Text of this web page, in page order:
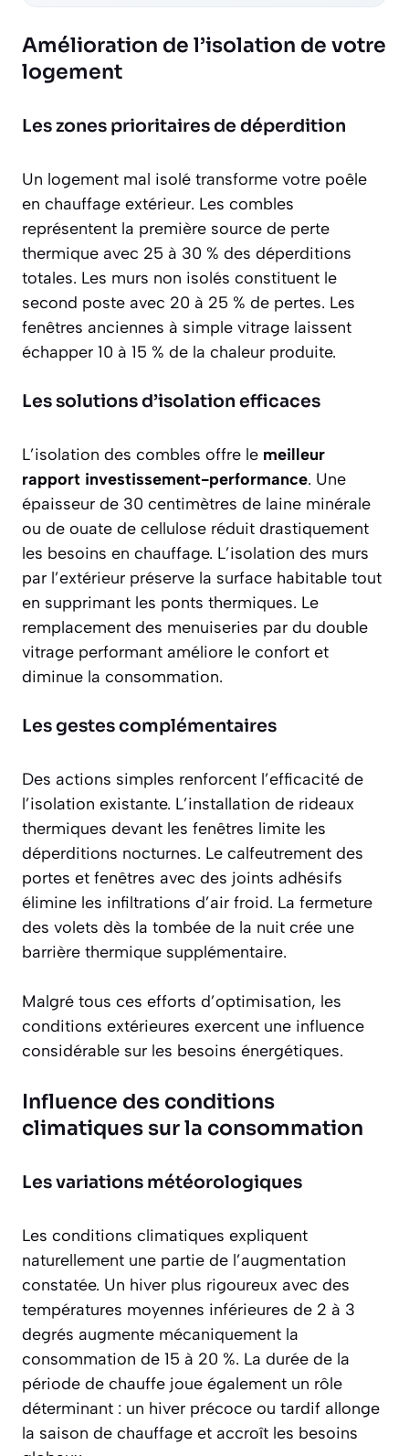
Amélioration de l’isolation de votre
logement
Les zones prioritaires de déperdition
Un logement mal isolé transforme votre poêle
en chauffage extérieur. Les combles
représentent la première source de perte
thermique avec 25 à 30 % des déperditions
totales. Les murs non isolés constituent le
second poste avec 20 à 25 % de pertes. Les
fenêtres anciennes à simple vitrage laissent
échapper 10 à 15 % de la chaleur produite.
Les solutions d’isolation efficaces
L’isolation des combles offre le meilleur
rapport investissement-performance. Une
épaisseur de 30 centimètres de laine minérale
ou de ouate de cellulose réduit drastiquement
les besoins en chauffage. L’isolation des murs
par l’extérieur préserve la surface habitable tout
en supprimant les ponts thermiques. Le
remplacement des menuiseries par du double
vitrage performant améliore le confort et
diminue la consommation.
Les gestes complémentaires
Des actions simples renforcent l’efficacité de
l’isolation existante. L’installation de rideaux
thermiques devant les fenêtres limite les
déperditions nocturnes. Le calfeutrement des
portes et fenêtres avec des joints adhésifs
élimine les infiltrations d’air froid. La fermeture
des volets dès la tombée de la nuit crée une
barrière thermique supplémentaire.
Malgré tous ces efforts d’optimisation, les
conditions extérieures exercent une influence
considérable sur les besoins énergétiques.
Influence des conditions
climatiques sur la consommation
Les variations météorologiques
Les conditions climatiques expliquent
naturellement une partie de l’augmentation
constatée. Un hiver plus rigoureux avec des
températures moyennes inférieures de 2 à 3
degrés augmente mécaniquement la
consommation de 15 à 20 %. La durée de la
période de chauffe joue également un rôle
déterminant : un hiver précoce ou tardif allonge
la saison de chauffage et accroît les besoins